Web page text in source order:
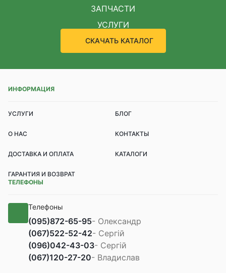
ЗАПЧАСТИ
УСЛУГИ
СКАЧАТЬ КАТАЛОГ
ИНФОРМАЦИЯ
УСЛУГИ БЛОГ
О НАС КОНТАКТЫ
ДОСТАВКА И ОПЛАТА КАТАЛОГИ
ГАРАНТИЯ И ВОЗВРАТ
ТЕЛЕФОНЫ
Телефоны
(095)872-65-95- Олександр
(067)522-52-42- Сергій
(096)042-43-03- Сергій
(067)120-27-20- Владислав